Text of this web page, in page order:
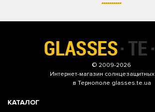
© 2009-2026
Интернет-магазин
в Тернополе glasses.te.ua
КАТАЛОГ